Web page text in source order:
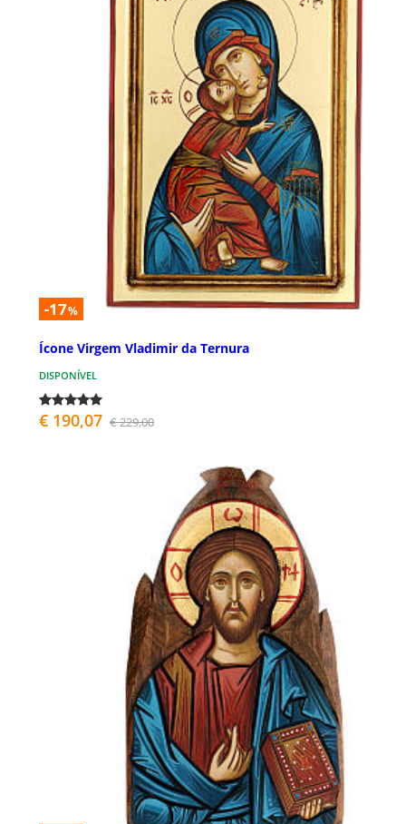
-17%
Ícone Virgem Vladimir da Ternura
DISPONÍVEL
€ 190,07 € 229,00